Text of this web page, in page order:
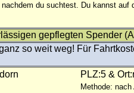
nachdem du suchtest. Du kannst auf
gepflegten Spender
so weit weg! Für
PLZ:5 &
Methode: